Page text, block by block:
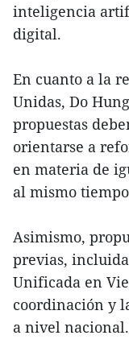
inteligencia
digital.
En cuanto a la
Unidas, Do
propuestas
orientarse a
en materia de
al mismo
Asimismo,
previas,
Unificada en
coordinación y
a nivel